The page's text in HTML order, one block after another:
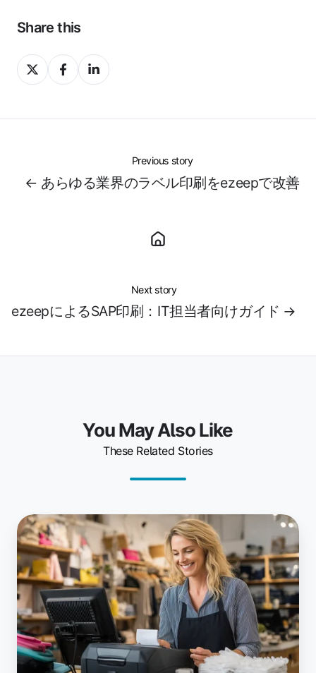
Share this
Share
on
Share
on
Share
on
Previous story
← あらゆる業界のラベル印刷をezeepで改善
Next story
ezeepによるSAP印刷：IT担当者向けガイド →
You May Also Like
These Related Stories
POS
印
刷
の
未
来：
ezeep
に
と